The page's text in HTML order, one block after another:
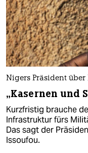
Nigers Präsident
„Kasernen und
Kurzfristig brauche
Infrastruktur fürs
Das sagt der
Issoufou.